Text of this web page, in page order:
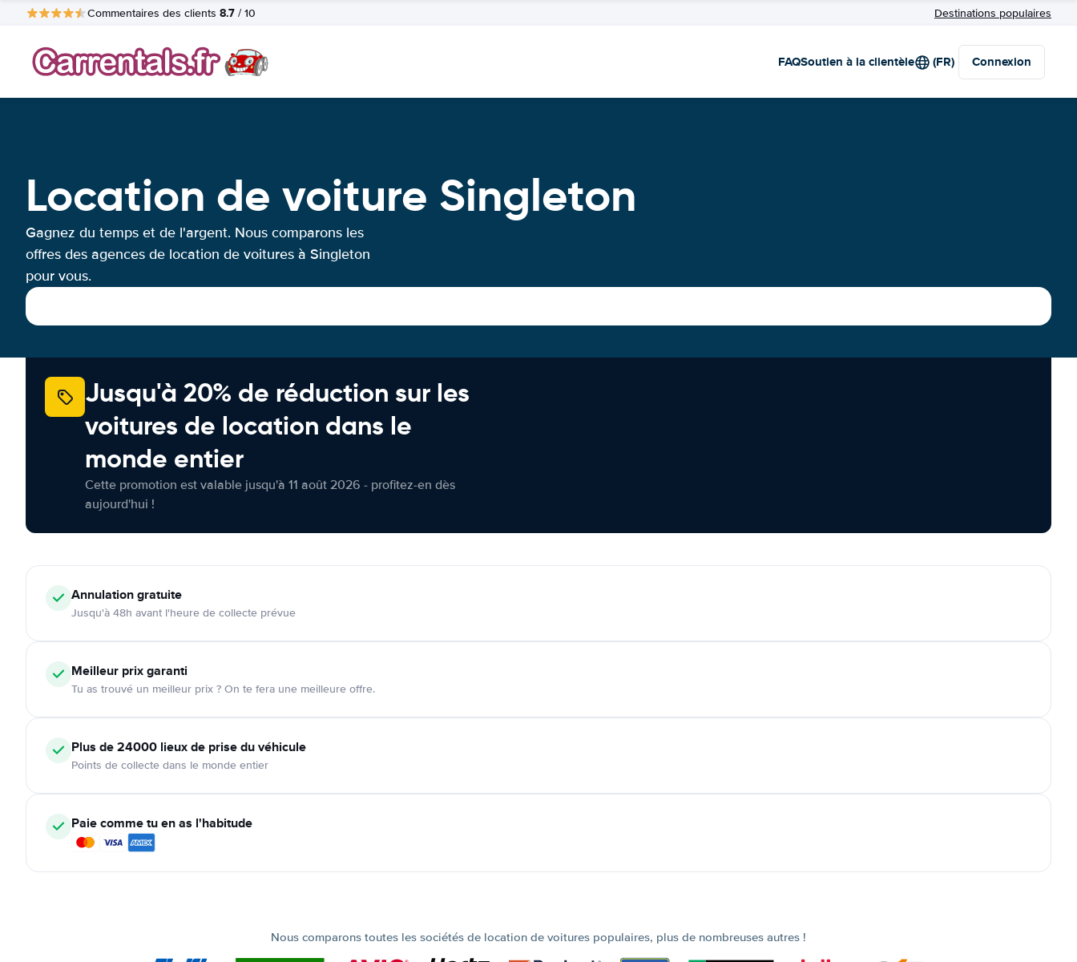
Commentaires des clients 8.7 / 10 Destinations populaires
FAQSoutien à la clientèle (FR) Connexion
Location de voiture Singleton
Gagnez du temps et de l'argent. Nous comparons les
offres des agences de location de voitures à Singleton
pour vous.
Jusqu'à 20% de réduction sur les
voitures de location dans le
monde entier
Cette promotion est valable jusqu'à 11 août 2026 - profitez-en dès
aujourd'hui !
Annulationgratuite
Jusqu'à 48h avant l'heure de collecte prévue
Meilleur prix garanti
Tu as trouvé un meilleur prix ? On te fera une meilleure offre.
Plus de 24000 lieux de prise du véhicule
Points de collecte dans le monde entier
Paie comme tu en as l'habitude
Nous comparons toutes les sociétés de location de voitures populaires, plus de nombreuses autres !